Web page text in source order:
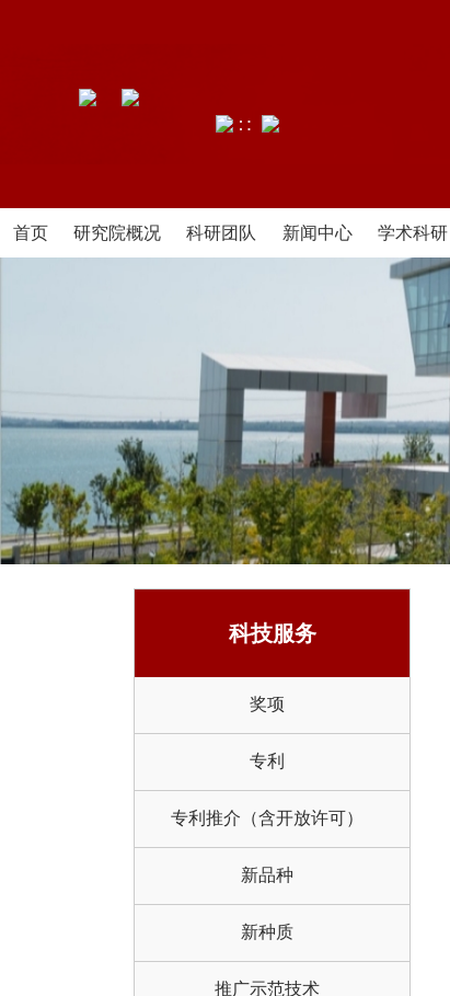
∷
首页 研究院概况 科研团队 新闻中心 学术科研
科技服务
奖项
专利
专利推介（含开放许可）
新品种
新种质
推广示范技术